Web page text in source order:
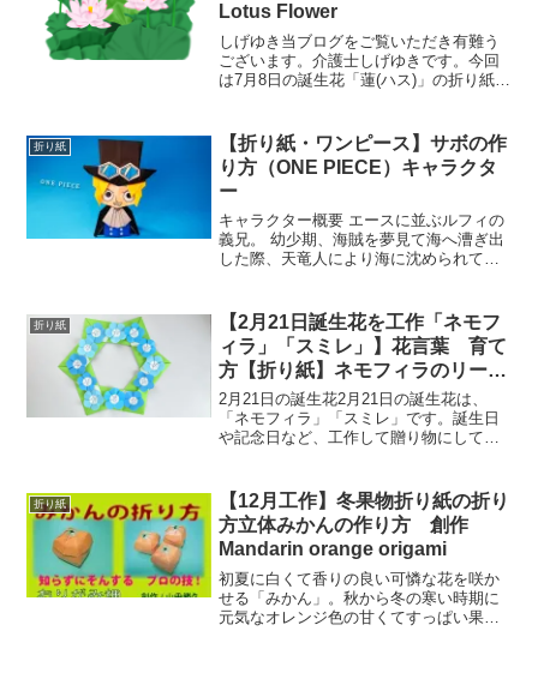
Lotus Flower
しげゆき当ブログをご覧いただき有難う
ございます。介護士しげゆきです。今回
は7月8日の誕生花「蓮(ハス)」の折り紙な
どにご参考ください。7月8日の誕生花
「蓮(ハス)」東南...
折り紙
【折り紙・ワンピース】サボの作
り方（ONE PIECE）キャラクタ
ー
キャラクター概要 エースに並ぶルフィの
義兄。 幼少期、海賊を夢見て海へ漕ぎ出
した際、天竜人により海に沈められてし
めている。折り紙でワンピースの「サ
ボ」を作ります。
折り紙
【2月21日誕生花を工作「ネモフ
ィラ」「スミレ」】花言葉 育て
方【折り紙】ネモフィラのリース
／【Origami】Nemophila
wreath
2月21日の誕生花2月21日の誕生花は、
「ネモフィラ」「スミレ」です。誕生日
や記念日など、工作して贈り物にしてみ
青色の花、可憐な斑点の黒花、水玉模様
の白花など、愛ら...
折り紙
【12月工作】冬果物折り紙の折り
方立体みかんの作り方 創作
Mandarin orange origami
初夏に白くて香りの良い可憐な花を咲か
せる「みかん」。秋から冬の寒い時期に
元気なオレンジ色の甘くてすっぱい果実